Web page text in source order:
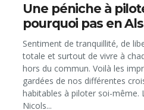
Une péniche à
pourquoi pas en
Sentiment de tranquillité, de
totale et surtout de vivre à
hors du commun. Voilà les
gardées de nos différentes
habitables à piloter soi-même.
Nicols...